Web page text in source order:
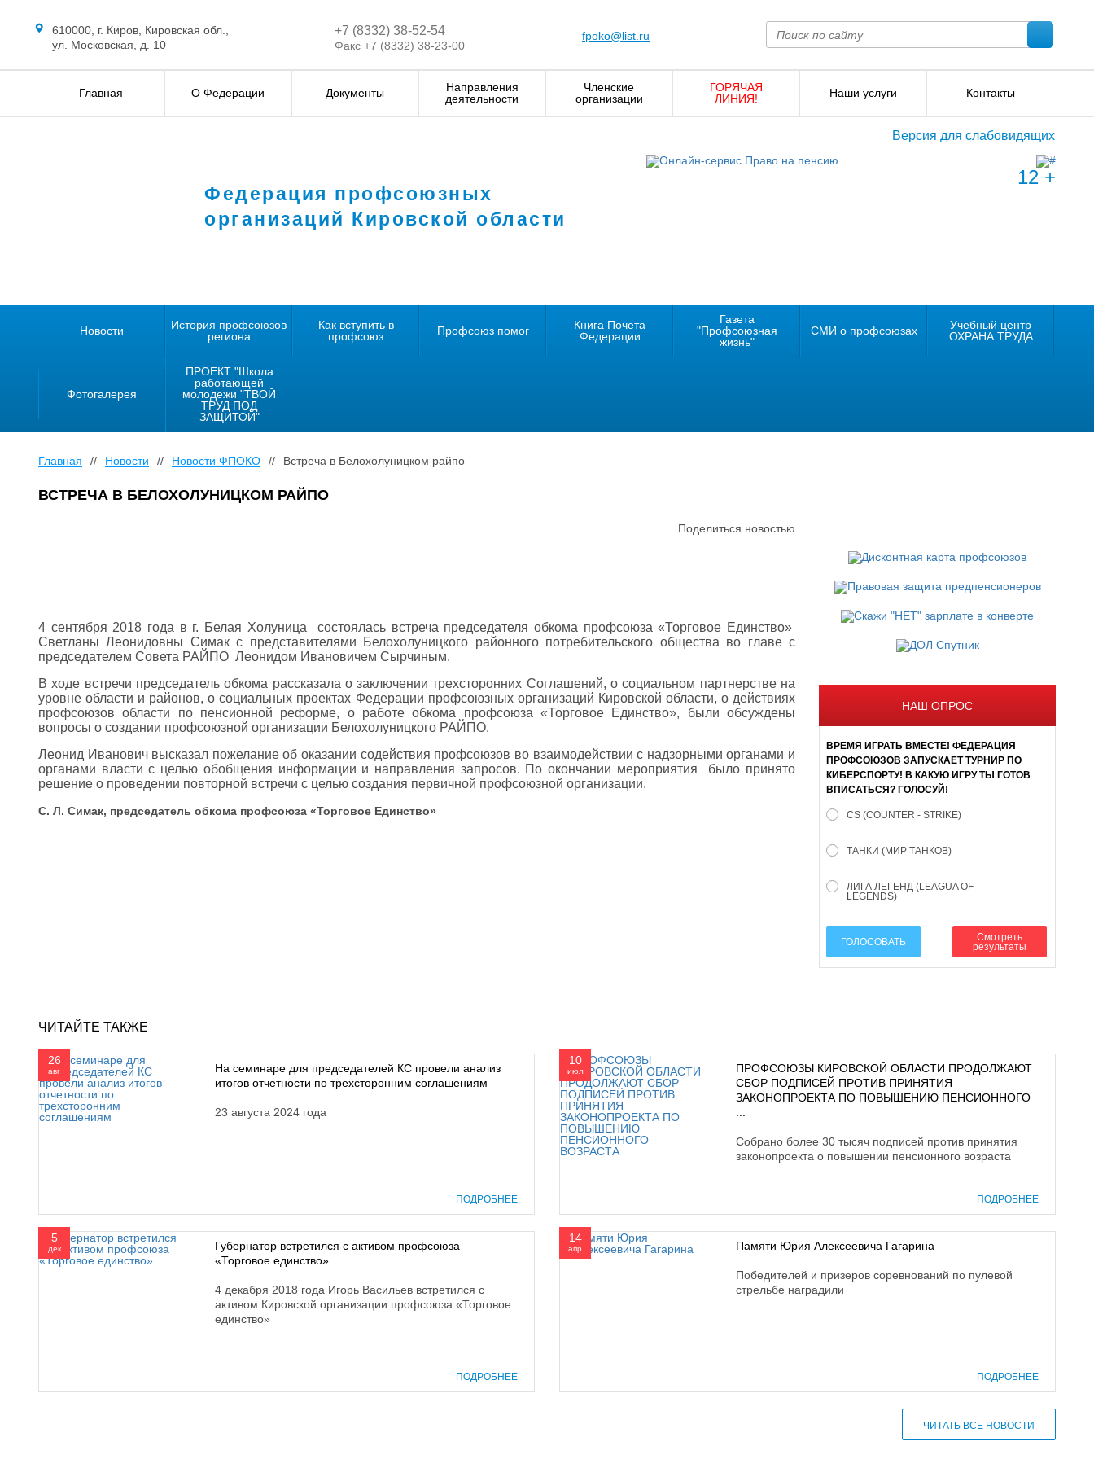
610000, г. Киров, Кировская обл.,
ул. Московская, д. 10
+7 (8332) 38-52-54
Факс +7 (8332) 38-23-00
fpoko@list.ru
Главная О Федерации Документы
Направления
деятельности
Членские
организации
ГОРЯЧАЯ
ЛИНИЯ!
Наши услуги Контакты
Версия для слабовидящих
Федерация профсоюзных
организаций Кировской области
12 +
Новости
История профсоюзов
региона
Как вступить в
профсоюз
Профсоюз помог
Книга Почета
Федерации
Газета
"Профсоюзная
жизнь"
СМИ о профсоюзах
Учебный центр
ОХРАНА ТРУДА
Фотогалерея
ПРОЕКТ "Школа
работающей
молодежи "ТВОЙ
ТРУД ПОД
ЗАЩИТОЙ"
Главная // Новости // Новости ФПОКО // Встреча в Белохолуницком райпо
ВСТРЕЧА В БЕЛОХОЛУНИЦКОМ РАЙПО
Поделиться новостью
4 сентября 2018 года в г. Белая Холуница состоялась встреча председателя обкома профсоюза «Торговое Единство»
Светланы Леонидовны Симак с представителями Белохолуницкого районного потребительского общества во главе с
председателем Совета РАЙПО Леонидом Ивановичем Сырчиным.
В ходе встречи председатель обкома рассказала о заключении трехсторонних Соглашений, о социальном партнерстве на
уровне области и районов, о социальных проектах Федерации профсоюзных организаций Кировской области, о действиях
профсоюзов области по пенсионной реформе, о работе обкома профсоюза «Торговое Единство», были обсуждены
вопросы о создании профсоюзной организации Белохолуницкого РАЙПО.
Леонид Иванович высказал пожелание об оказании содействия профсоюзов во взаимодействии с надзорными органами и
органами власти с целью обобщения информации и направления запросов. По окончании мероприятия было принято
решение о проведении повторной встречи с целью создания первичной профсоюзной организации.
С. Л. Симак, председатель обкома профсоюза «Торговое Единство»
НАШ ОПРОС
ВРЕМЯ ИГРАТЬ ВМЕСТЕ! ФЕДЕРАЦИЯ
ПРОФСОЮЗОВ ЗАПУСКАЕТ ТУРНИР ПО
КИБЕРСПОРТУ! В КАКУЮ ИГРУ ТЫ ГОТОВ
ВПИСАТЬСЯ? ГОЛОСУЙ!
CS (COUNTER - STRIKE)
ТАНКИ (МИР ТАНКОВ)
ЛИГА ЛЕГЕНД (LEAGUA OF
LEGENDS)
ГОЛОСОВАТЬ
Смотреть
результаты
ЧИТАЙТЕ ТАКЖЕ
26
авг
На семинаре для председателей КС провели анализ
итогов отчетности по трехсторонним соглашениям
23 августа 2024 года
ПОДРОБНЕЕ
10
июл
ПРОФСОЮЗЫ КИРОВСКОЙ ОБЛАСТИ ПРОДОЛЖАЮТ
СБОР ПОДПИСЕЙ ПРОТИВ ПРИНЯТИЯ
ЗАКОНОПРОЕКТА ПО ПОВЫШЕНИЮ ПЕНСИОННОГО
Собрано более 30 тысяч подписей против принятия
законопроекта о повышении пенсионного возраста
ПОДРОБНЕЕ
5
дек
Губернатор встретился с активом профсоюза
«Торговое единство»
4 декабря 2018 года Игорь Васильев встретился с
активом Кировской организации профсоюза «Торговое
единство»
ПОДРОБНЕЕ
14
апр Памяти Юрия Алексеевича Гагарина
Победителей и призеров соревнований по пулевой
стрельбе наградили
ПОДРОБНЕЕ
ЧИТАТЬ ВСЕ НОВОСТИ